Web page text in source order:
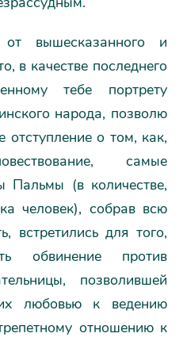
вышесказанного и
в качестве последнего
тебе портрету
народа, позволю
отступление о том, как,
самые
Пальмы (в количестве,
человек), собрав всю
встретились для того,
обвинение против
позволившей
любовью к ведению
отношению к